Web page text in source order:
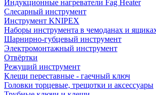
Индукционные нагреватели Fag Heater
Слесарный инструмент
Инструмент KNIPEX
Наборы инструмента в чемоданах и
Шарнирно-губцевый инструмент
Электромонтажный инструмент
Отвёртки
Режущий инструмент
Клещи переставные - гаечный ключ
Головки торцевые, трещотки и аксессуары